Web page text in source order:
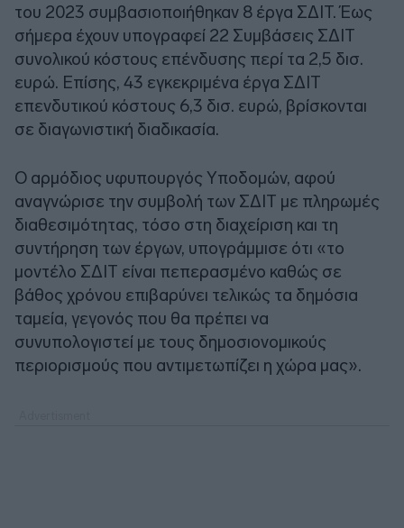
του 2023 συμβασιοποιήθηκαν 8 έργα ΣΔΙΤ. Έως
σήμερα έχουν υπογραφεί 22 Συμβάσεις ΣΔΙΤ
συνολικού κόστους επένδυσης περί τα 2,5 δισ.
ευρώ. Επίσης, 43 εγκεκριμένα έργα ΣΔΙΤ
επενδυτικού κόστους 6,3 δισ. ευρώ, βρίσκονται
σε διαγωνιστική διαδικασία.
Ο αρμόδιος υφυπουργός Υποδομών, αφού
αναγνώρισε την συμβολή των ΣΔΙΤ με πληρωμές
διαθεσιμότητας, τόσο στη διαχείριση και τη
συντήρηση των έργων, υπογράμμισε ότι «το
μοντέλο ΣΔΙΤ είναι πεπερασμένο καθώς σε
βάθος χρόνου επιβαρύνει τελικώς τα δημόσια
ταμεία, γεγονός που θα πρέπει να
συνυπολογιστεί με τους δημοσιονομικούς
περιορισμούς που αντιμετωπίζει η χώρα μας».